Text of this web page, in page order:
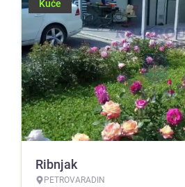
Kuće
Ribnjak
PETROVARADIN